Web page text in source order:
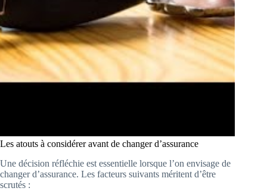
Les atouts à considérer avant de changer d’assurance
Une décision réfléchie est essentielle lorsque l’on envisage de
changer d’assurance. Les facteurs suivants méritent d’être
scrutés :